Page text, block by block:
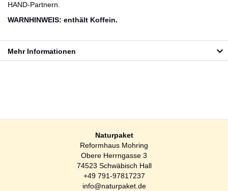
HAND-Partnern.
WARNHINWEIS: enthält Koffein.
Mehr Informationen
Naturpaket
Reformhaus Mohring
Obere Herrngasse 3
74523 Schwäbisch Hall
+49 791-97817237
info@naturpaket.de